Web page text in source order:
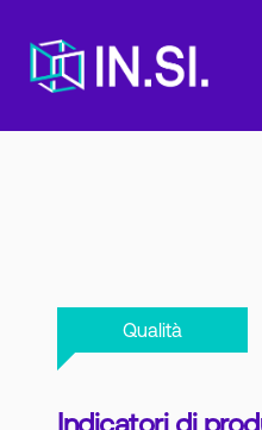
Qualità
Indicatori di